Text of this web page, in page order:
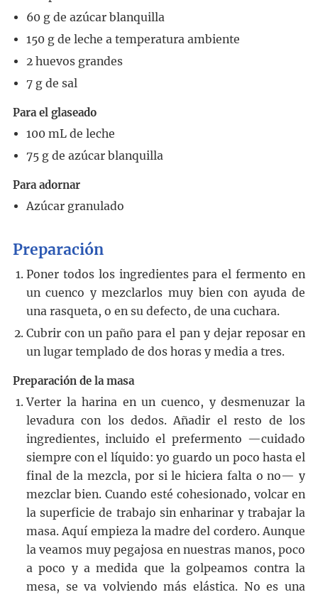
60 g de azúcar blanquilla
150 g de leche a temperatura ambiente
2 huevos grandes
7 g de sal
Para el glaseado
100 mL de leche
75 g de azúcar blanquilla
Para adornar
Azúcar granulado
Preparación
Poner todos los ingredientes para el fermento en
un cuenco y mezclarlos muy bien con ayuda de
una rasqueta, o en su defecto, de una cuchara.
Cubrir con un paño para el pan y dejar reposar en
un lugar templado de dos horas y media a tres.
Preparación de la masa
Verter la harina en un cuenco, y desmenuzar la
levadura con los dedos. Añadir el resto de los
ingredientes, incluido el prefermento —cuidado
siempre con el líquido: yo guardo un poco hasta el
final de la mezcla, por si le hiciera falta o no— y
mezclar bien. Cuando esté cohesionado, volcar en
la superficie de trabajo sin enharinar y trabajar la
masa. Aquí empieza la madre del cordero. Aunque
la veamos muy pegajosa en nuestras manos, poco
a poco y a medida que la golpeamos contra la
mesa, se va volviendo más elástica. No es una